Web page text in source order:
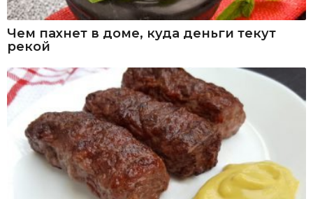
Чем пахнет в доме, куда деньги текут
рекой